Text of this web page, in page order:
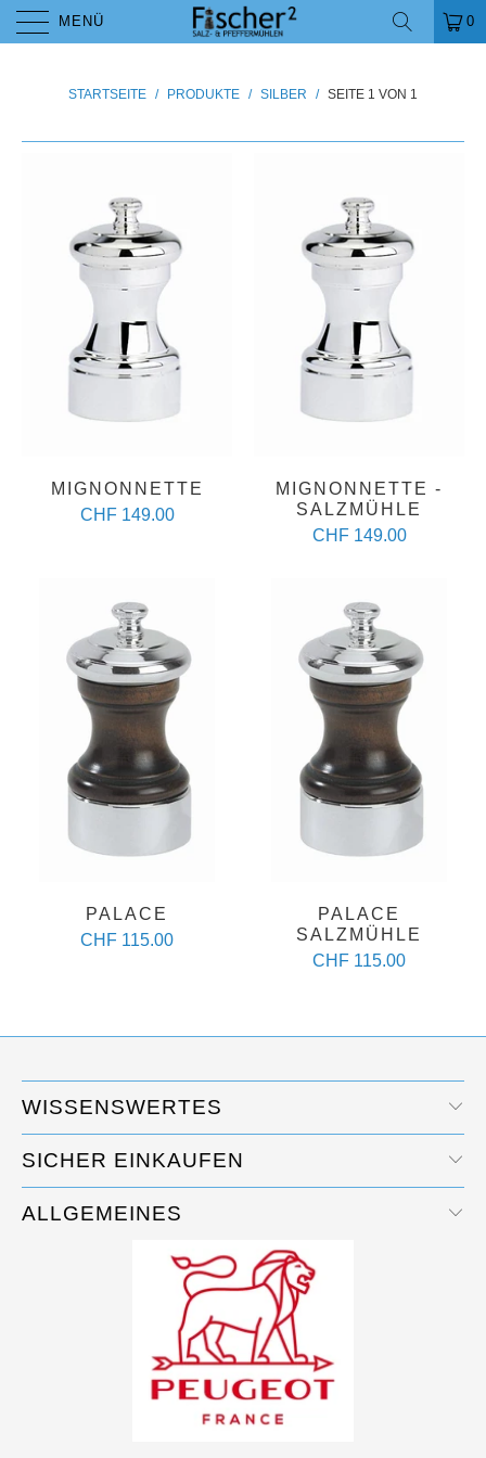
MENÜ 0
STARTSEITE / PRODUKTE / SILBER / SEITE 1 VON 1
MIGNONNETTE
CHF 149.00
MIGNONNETTE -
SALZMÜHLE
CHF 149.00
PALACE
CHF 115.00
PALACE
SALZMÜHLE
CHF 115.00
WISSENSWERTES
SICHER EINKAUFEN
ALLGEMEINES